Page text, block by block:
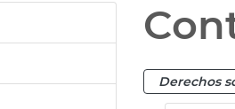
Derechos